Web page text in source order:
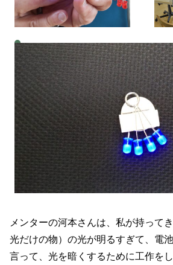
メンターの河本さんは、私が持って
光だけの物）の光が明るすぎて、電
言って、光を暗くするために工作をし